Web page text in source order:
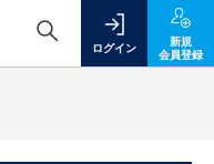
ログイン
新規
会員登録